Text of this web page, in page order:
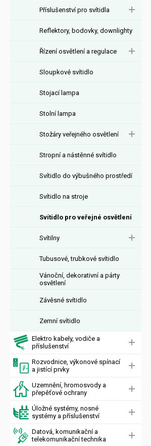
Příslušenství pro svítidla
Reflektory, bodovky, downlighty
Řízení osvětlení a regulace
Sloupkové svítidlo
Stojací lampa
Stolní lampa
Stožáry veřejného osvětlení
Stropní a nástěnné svítidlo
Svítidlo do výbušného prostředí
Svítidlo na stroje
Svítidlo pro veřejné osvětlení
Svítilny
Tubusové, trubkové svítidlo
Vánoční, dekorativní a párty
osvětlení
Závěsné svítidlo
Zemní svítidlo
Elektro kabely, vodiče a
příslušenství
Rozvodnice, výkonové spínací
a jistící prvky
Uzemnění, hromosvody a
přepěťové ochrany
Úložné systémy, nosné
systémy a příslušenství
Datová, komunikační a
telekomunikační technika